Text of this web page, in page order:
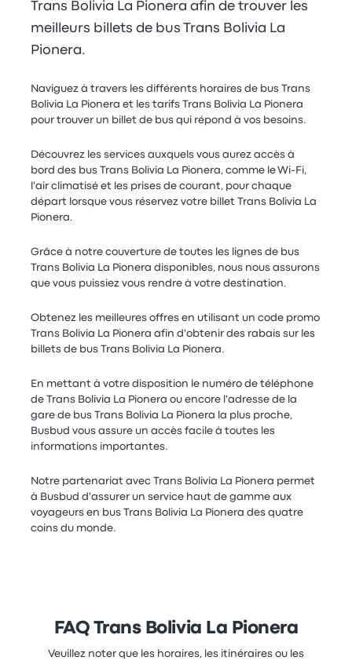
Trans Bolivia La Pionera afin de trouver les
meilleurs billets de bus Trans Bolivia La
Pionera.
Naviguez à travers les différents horaires de bus Trans
Bolivia La Pionera et les tarifs Trans Bolivia La Pionera
pour trouver un billet de bus qui répond à vos besoins.
Découvrez les services auxquels vous aurez accès à
bord des bus Trans Bolivia La Pionera, comme le Wi-Fi,
l'air climatisé et les prises de courant, pour chaque
départ lorsque vous réservez votre billet Trans Bolivia La
Pionera.
Grâce à notre couverture de toutes les lignes de bus
Trans Bolivia La Pionera disponibles, nous nous assurons
que vous puissiez vous rendre à votre destination.
Obtenez les meilleures offres en utilisant un code promo
Trans Bolivia La Pionera afin d'obtenir des rabais sur les
billets de bus Trans Bolivia La Pionera.
En mettant à votre disposition le numéro de téléphone
de Trans Bolivia La Pionera ou encore l'adresse de la
gare de bus Trans Bolivia La Pionera la plus proche,
Busbud vous assure un accès facile à toutes les
informations importantes.
Notre partenariat avec Trans Bolivia La Pionera permet
à Busbud d'assurer un service haut de gamme aux
voyageurs en bus Trans Bolivia La Pionera des quatre
coins du monde.
FAQ Trans Bolivia La Pionera
Veuillez noter que les horaires, les itinéraires ou les